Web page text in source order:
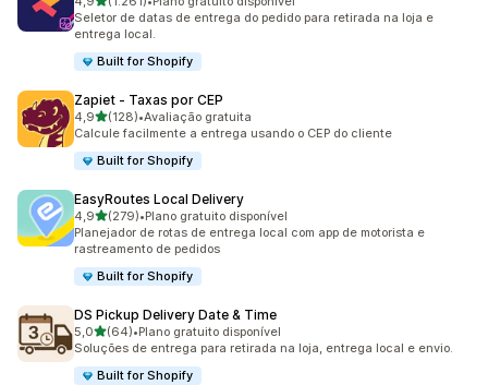
1261 avaliações ao todo
Seletor de datas de entrega do pedido para retirada na loja e
entrega local.
Built for Shopify
Zapiet ‑ Taxas por CEP
4,9de 5 estrelas
(128)
128 avaliações ao todo
•Avaliação gratuita
Calcule facilmente a entrega usando o CEP do cliente
Built for Shopify
EasyRoutes Local Delivery
4,9de 5 estrelas
(279)
279 avaliações ao todo
•Plano gratuito disponível
Planejador de rotas de entrega local com app de motorista e
rastreamento de pedidos
Built for Shopify
DS Pickup Delivery Date & Time
5,0de 5 estrelas
(64)
64 avaliações ao todo
•Plano gratuito disponível
Soluções de entrega para retirada na loja, entrega local e envio.
Built for Shopify